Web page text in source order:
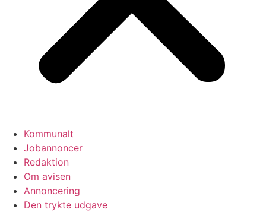
Kommunalt
Jobannoncer
Redaktion
Om avisen
Annoncering
Den trykte udgave